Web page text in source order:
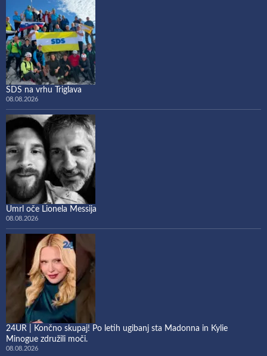
SDS na vrhu Triglava
08.08.2026
Umrl oče Lionela Messija
08.08.2026
24UR | Končno skupaj! Po letih ugibanj sta Madonna in Kylie
Minogue združili moči.
08.08.2026